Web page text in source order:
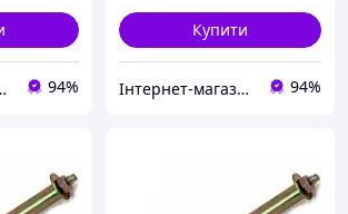
"Шуруп" 94%
Купити
Інтернет-магазин "Шуруп" 94%